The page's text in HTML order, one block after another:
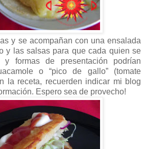
y se acompañan con una ensalada
y las salsas para que cada quien se
y formas de presentación podrían
o “pico de gallo” (tomate
la receta, recuerden indicar mi blog
Espero sea de provecho!